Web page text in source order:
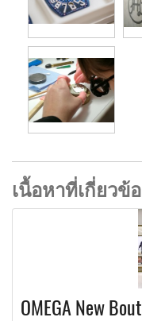
เนื้อหาที่เกี่ยวข้
OMEGA New